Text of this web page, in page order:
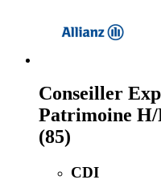
Conseiller
Patrimoine H/
(85)
CDI